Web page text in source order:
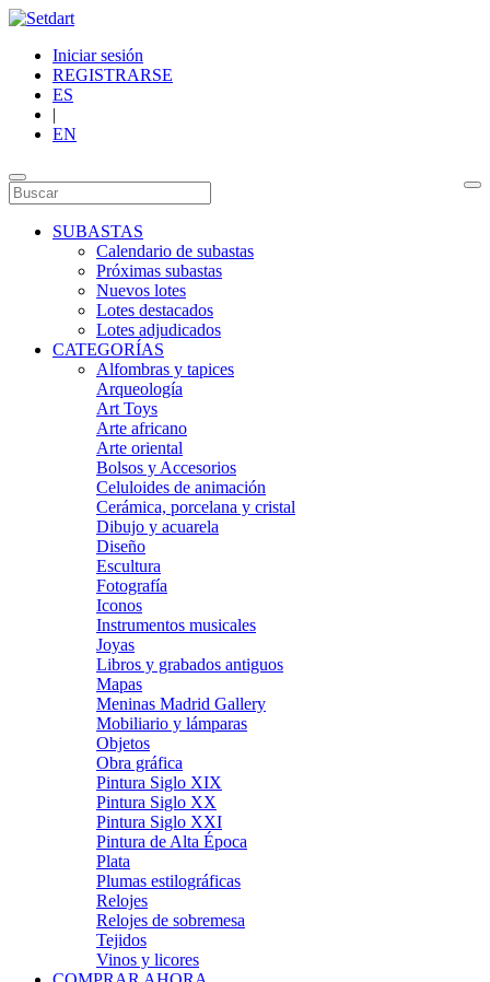
Iniciar sesión
REGISTRARSE
ES
|
EN
SUBASTAS
Calendario de subastas
Próximas subastas
Nuevos lotes
Lotes destacados
Lotes adjudicados
CATEGORÍAS
Alfombras y tapices
Arqueología
Art Toys
Arte africano
Arte oriental
Bolsos y Accesorios
Celuloides de animación
Cerámica, porcelana y cristal
Dibujo y acuarela
Diseño
Escultura
Fotografía
Iconos
Instrumentos musicales
Joyas
Libros y grabados antiguos
Mapas
Meninas Madrid Gallery
Mobiliario y lámparas
Objetos
Obra gráfica
Pintura Siglo XIX
Pintura Siglo XX
Pintura Siglo XXI
Pintura de Alta Época
Plata
Plumas estilográficas
Relojes
Relojes de sobremesa
Tejidos
Vinos y licores